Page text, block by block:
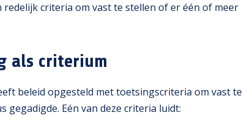
criteria om vast te stellen of er één of meer
als criterium
beleid opgesteld met toetsingscriteria om vast te
gegadigde. Eén van deze criteria luidt: